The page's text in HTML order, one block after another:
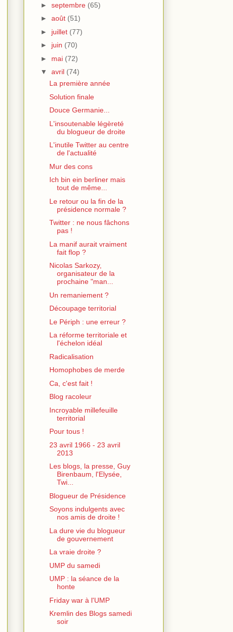
► septembre (65)
► août (51)
► juillet (77)
► juin (70)
► mai (72)
▼ avril (74)
La première année
Solution finale
Douce Germanie...
L'insoutenable légèreté
du blogueur de droite
L'inutile Twitter au centre
de l'actualité
Mur des cons
Ich bin ein berliner mais
tout de même...
Le retour ou la fin de la
présidence normale ?
Twitter : ne nous fâchons
pas !
La manif aurait vraiment
fait flop ?
Nicolas Sarkozy,
organisateur de la
prochaine "man...
Un remaniement ?
Découpage territorial
Le Périph : une erreur ?
La réforme territoriale et
l'échelon idéal
Radicalisation
Homophobes de merde
Ca, c'est fait !
Blog racoleur
Incroyable millefeuille
territorial
Pour tous !
23 avril 1966 - 23 avril
2013
Les blogs, la presse, Guy
Birenbaum, l'Elysée,
Twi...
Blogueur de Présidence
Soyons indulgents avec
nos amis de droite !
La dure vie du blogueur
de gouvernement
La vraie droite ?
UMP du samedi
UMP : la séance de la
honte
Friday war à l'UMP
Kremlin des Blogs samedi
soir